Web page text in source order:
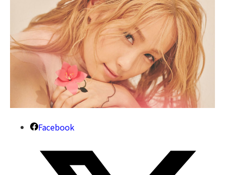
Facebook